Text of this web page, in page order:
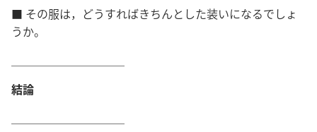
■ その服は，どうすればきちんとした装いになるでしょ
うか。
結論